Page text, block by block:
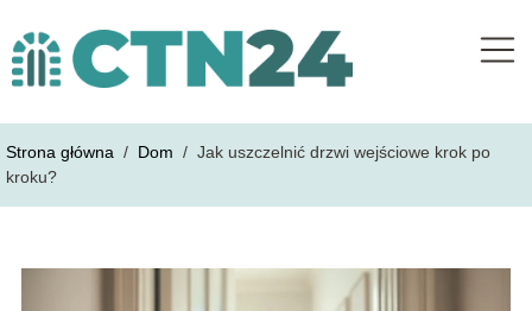
Strona główna / Dom / Jak uszczelnić drzwi wejściowe krok po
kroku?